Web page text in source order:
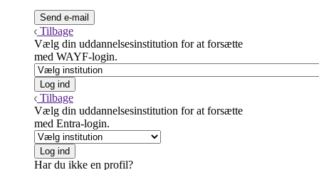
Tilbage
Vælg din uddannelsesinstitution for at forsætte
med WAYF-login.
Tilbage
Vælg din uddannelsesinstitution for at forsætte
med Entra-login.
Har du ikke en profil?